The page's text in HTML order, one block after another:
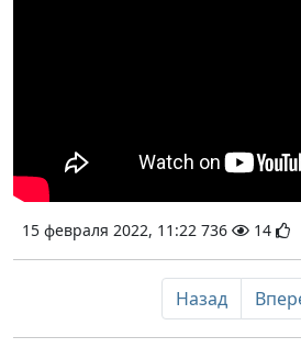
15 февраля 2022, 11:22 736 14
Назад